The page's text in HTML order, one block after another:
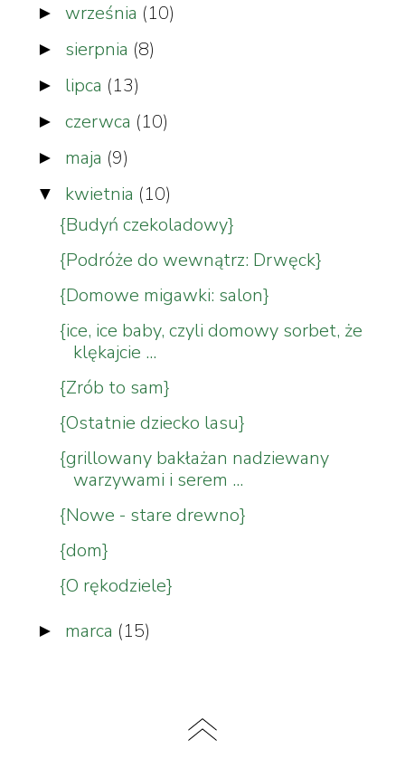
► września (10)
► sierpnia (8)
► lipca (13)
► czerwca (10)
► maja (9)
▼ kwietnia (10)
{Budyń czekoladowy}
{Podróże do wewnątrz: Drwęck}
{Domowe migawki: salon}
{ice, ice baby, czyli domowy sorbet, że
klękajcie ...
{Zrób to sam}
{Ostatnie dziecko lasu}
{grillowany bakłażan nadziewany
warzywami i serem ...
{Nowe - stare drewno}
{dom}
{O rękodziele}
► marca (15)